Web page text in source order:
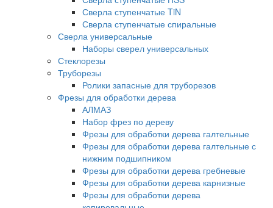
Сверла ступенчатые TiN
Сверла ступенчатые спиральные
Сверла универсальные
Наборы сверел универсальных
Стеклорезы
Труборезы
Ролики запасные для труборезов
Фрезы для обработки дерева
АЛМАЗ
Набор фрез по дереву
Фрезы для обработки дерева галтельные
Фрезы для обработки дерева галтельные с
нижним подшипником
Фрезы для обработки дерева гребневые
Фрезы для обработки дерева карнизные
Фрезы для обработки дерева